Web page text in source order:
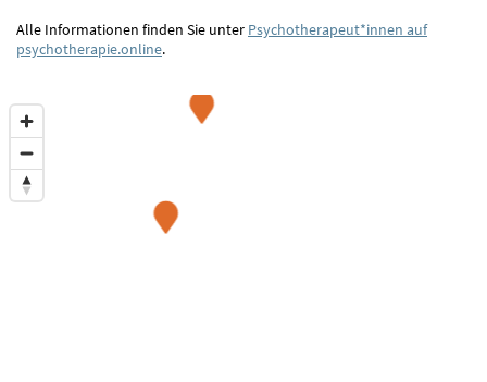
Alle Informationen finden Sie unter Psychotherapeut*innen auf
psychotherapie.online.